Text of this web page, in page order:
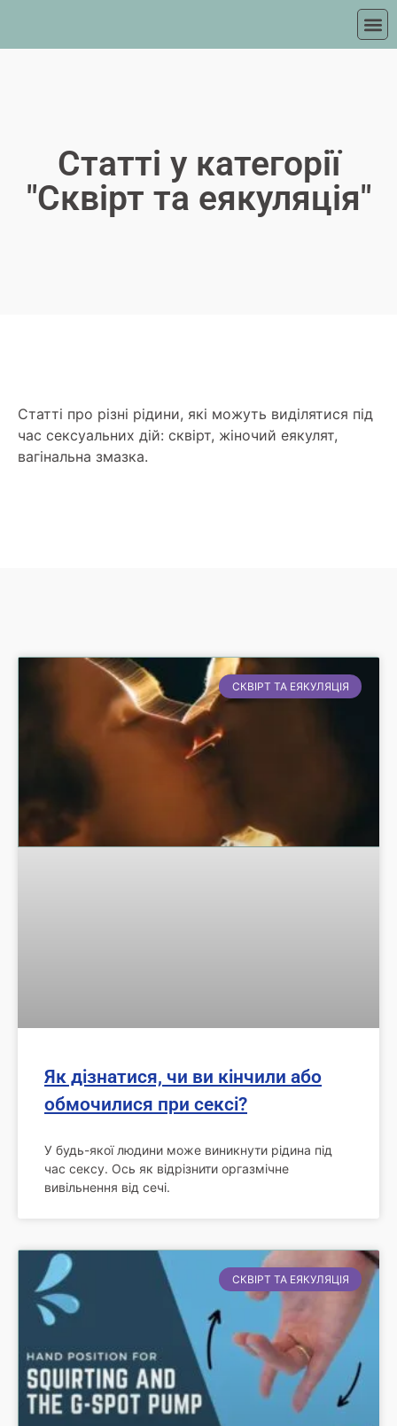
Статті у категорії
"Сквірт та еякуляція"
Статті про різні рідини, які можуть виділятися під
час сексуальних дій: сквірт, жіночий еякулят,
вагінальна змазка.
СКВІРТ ТА ЕЯКУЛЯЦІЯ
Як дізнатися, чи ви кінчили або
обмочилися при сексі?
У будь-якої людини може виникнути рідина під
час сексу. Ось як відрізнити оргазмічне
вивільнення від сечі.
СКВІРТ ТА ЕЯКУЛЯЦІЯ